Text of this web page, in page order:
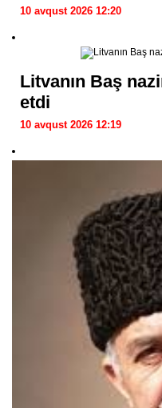
10 avqust 2026 12:20
Litvanın Baş
etdi
10 avqust 2026 12:19